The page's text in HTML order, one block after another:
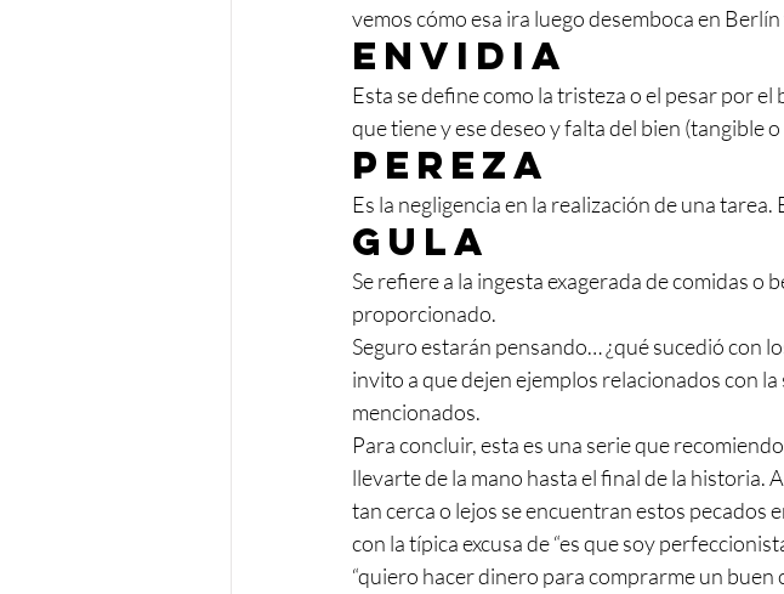
vemos cómo esa ira luego desemboca en
Envidia
Esta se define como la tristeza o el pesar por
que tiene y ese deseo y falta del bien (tangible
Pereza
Es la negligencia en la realización de una
Gula
Se refiere a la ingesta exagerada de comidas o
proporcionado.
Seguro estarán pensando… ¿qué sucedió con
invito a que dejen ejemplos relacionados con
mencionados.
Para concluir, esta es una serie que
llevarte de la mano hasta el final de la historia.
tan cerca o lejos se encuentran estos pecados
con la típica excusa de “es que soy
“quiero hacer dinero para comprarme un